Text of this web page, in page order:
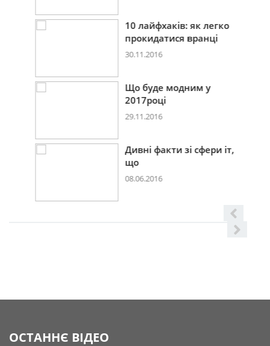
10 лайфхаків: як легко
прокидатися вранці
30.11.2016
Що буде модним у
2017році
29.11.2016
Дивні факти зі сфери іт,
08.06.2016
ОСТАННЄ ВІДЕО